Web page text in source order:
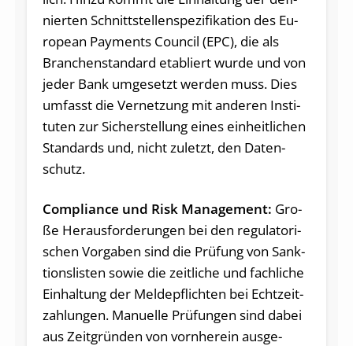
nier­ten Schnitt­stel­len­spe­zi­fi­ka­ti­on des Eu­
ropean Pay­ments Coun­cil (EPC), die als
Bran­chen­stan­dard eta­bliert wur­de und von
je­der Bank um­ge­setzt wer­den muss. Dies
um­fasst die Ver­net­zung mit an­de­ren In­sti­
tu­ten zur Si­cher­stel­lung ei­nes ein­heit­li­chen
Stan­dards und, nicht zu­letzt, den Da­ten­
schutz.
Com­p­li­an­ce und Risk Ma­nage­ment: Gro­
ße Her­aus­for­de­run­gen bei den re­gu­la­to­ri­
schen Vor­ga­ben sind die Prü­fung von Sank­
ti­ons­lis­ten so­wie die zeit­li­che und fach­li­che
Ein­hal­tung der Mel­de­pflich­ten bei Echt­zeit­
zah­lun­gen. Ma­nu­el­le Prü­fun­gen sind da­bei
aus Zeit­grün­den von vorn­her­ein aus­ge­